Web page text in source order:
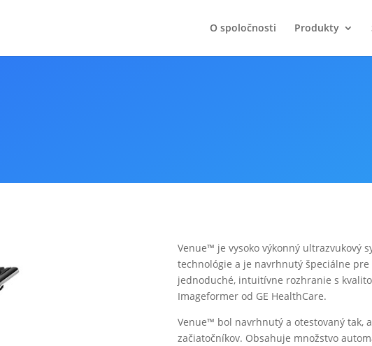
O spoločnosti Produkty
Venue™ je vysoko výkonný ultrazvukový
technológie a je navrhnutý špeciálne
jednoduché, intuitívne rozhranie s
Imageformer od GE HealthCare.
Venue™ bol navrhnutý a otestovaný tak,
začiatočníkov. Obsahuje množstvo